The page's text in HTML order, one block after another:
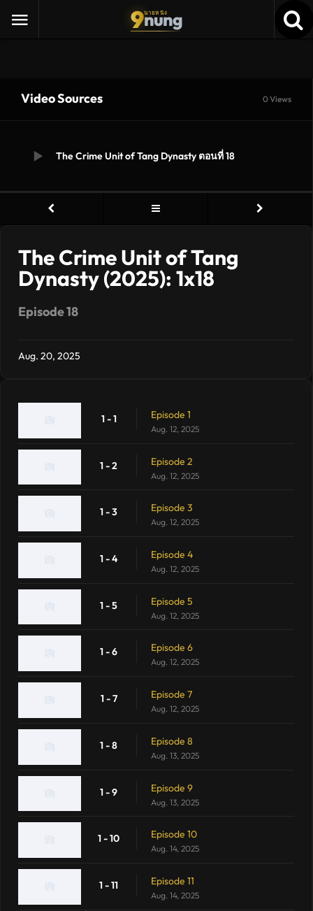
9นายหนัง
nung
Video Sources 0 Views
The Crime Unit of Tang Dynasty ตอนที่ 18
The Crime Unit of Tang
Dynasty (2025): 1x18
Episode 18
Aug. 20, 2025
1 - 1 Episode 1
Aug. 12, 2025
1 - 2 Episode 2
Aug. 12, 2025
1 - 3 Episode 3
Aug. 12, 2025
1 - 4 Episode 4
Aug. 12, 2025
1 - 5 Episode 5
Aug. 12, 2025
1 - 6 Episode 6
Aug. 12, 2025
1 - 7 Episode 7
Aug. 12, 2025
1 - 8 Episode 8
Aug. 13, 2025
1 - 9 Episode 9
Aug. 13, 2025
1 - 10 Episode 10
Aug. 14, 2025
1 - 11 Episode 11
Aug. 14, 2025